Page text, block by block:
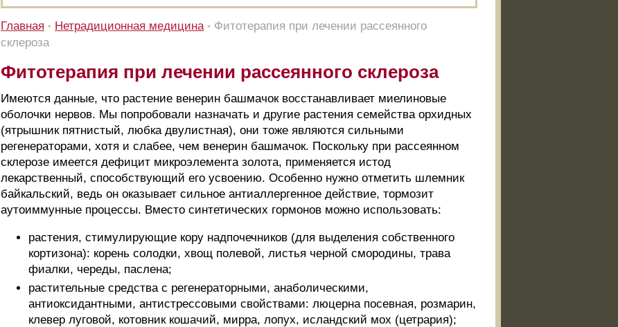
Главная • Нетрадиционная медицина • Фитотерапия при лечении рассеянного
склероза
Фитотерапия при лечении рассеянного склероза
Имеются данные, что растение венерин башмачок восстанавливает миелиновые
оболочки нервов. Мы попробовали назначать и другие растения семейства орхидных
(ятрышник пятнистый, любка двулистная), они тоже являются сильными
регенераторами, хотя и слабее, чем венерин башмачок. Поскольку при рассеянном
склерозе имеется дефицит микроэлемента золота, применяется истод
лекарственный, способствующий его усвоению. Особенно нужно отметить шлемник
байкальский, ведь он оказывает сильное антиаллергенное действие, тормозит
аутоиммунные процессы. Вместо синтетических гормонов можно использовать:
растения, стимулирующие кору надпочечников (для выделения собственного
кортизона): корень солодки, хвощ полевой, листья черной смородины, трава
фиалки, череды, паслена;
растительные средства с регенераторными, анаболическими,
антиоксидантными, антистрессовыми свойствами: люцерна посевная, розмарин,
клевер луговой, котовник кошачий, мирра, лопух, исландский мох (цетрария);